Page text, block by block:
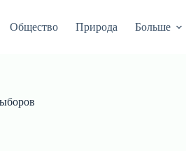
Общество Природа Больше